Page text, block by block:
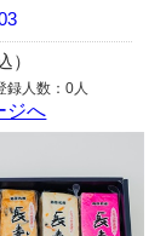
）
録人数：0人
ジへ